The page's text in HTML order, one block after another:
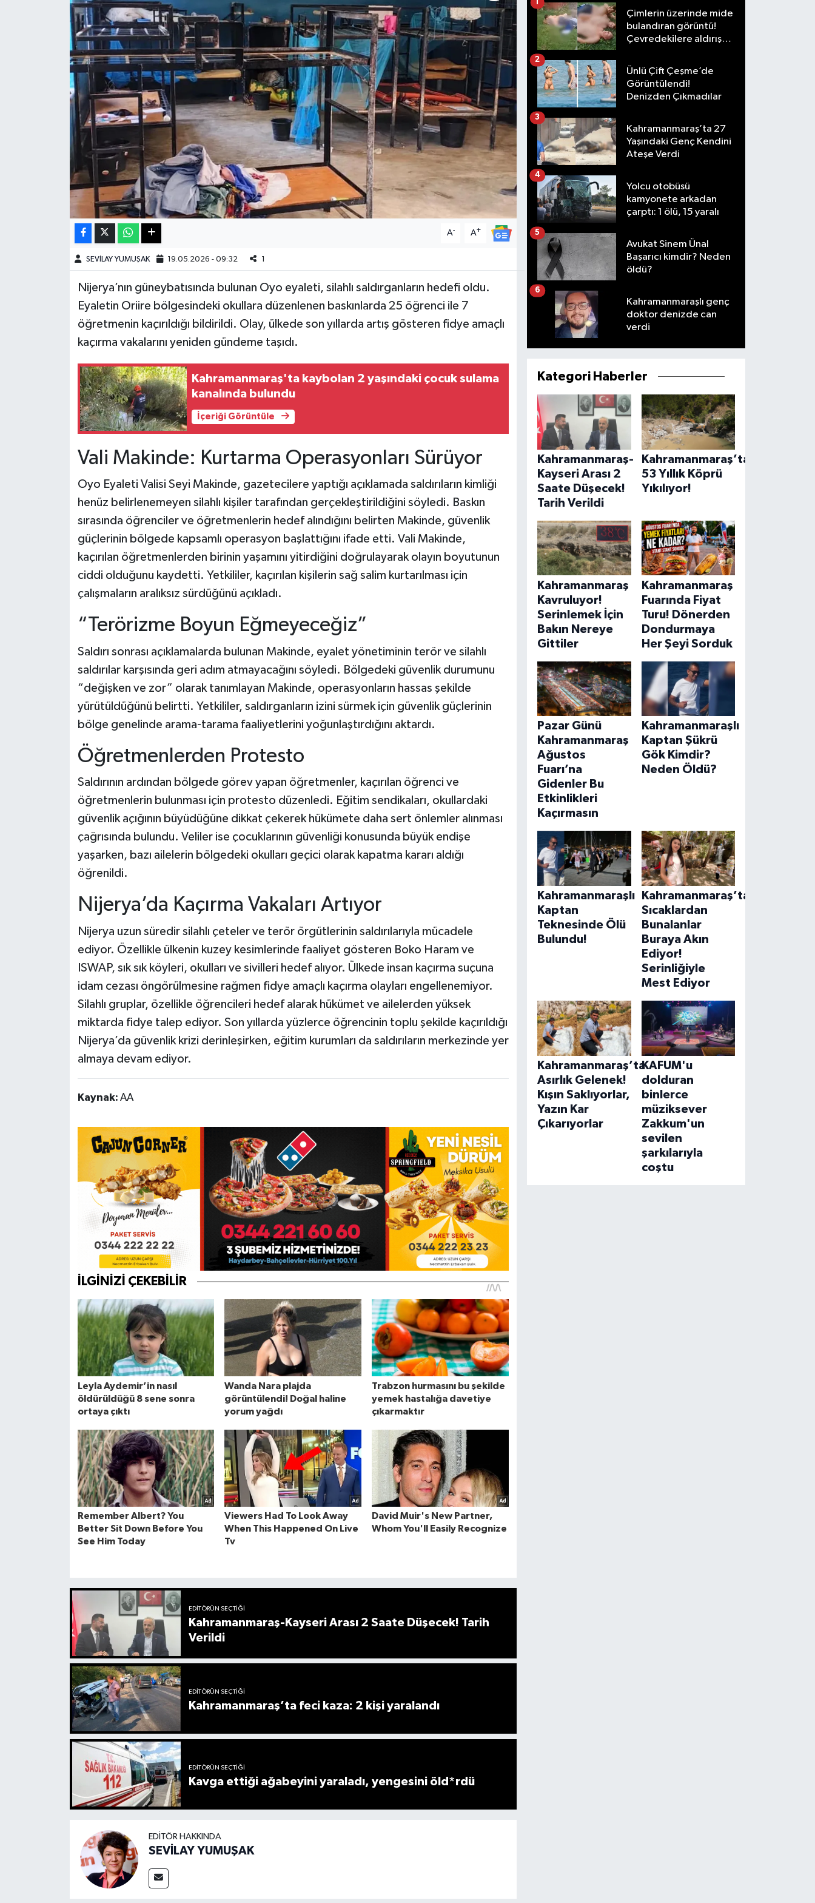
A- A+
SEVİLAY YUMUŞAK 19.05.2026 - 09:32 1
Nijerya’nın güneybatısında bulunan Oyo eyaleti, silahlı saldırganların hedefi oldu.
Eyaletin Oriire bölgesindeki okullara düzenlenen baskınlarda 25 öğrenci ile 7
öğretmenin kaçırıldığı bildirildi. Olay, ülkede son yıllarda artış gösteren fidye amaçlı
kaçırma vakalarını yeniden gündeme taşıdı.
Kahramanmaraş'ta kaybolan 2 yaşındaki çocuk sulama
kanalında bulundu
İçeriği Görüntüle
Vali Makinde: Kurtarma Operasyonları Sürüyor
Oyo Eyaleti Valisi Seyi Makinde, gazetecilere yaptığı açıklamada saldırıların kimliği
henüz belirlenemeyen silahlı kişiler tarafından gerçekleştirildiğini söyledi. Baskın
sırasında öğrenciler ve öğretmenlerin hedef alındığını belirten Makinde, güvenlik
güçlerinin bölgede kapsamlı operasyon başlattığını ifade etti. Vali Makinde,
kaçırılan öğretmenlerden birinin yaşamını yitirdiğini doğrulayarak olayın boyutunun
ciddi olduğunu kaydetti. Yetkililer, kaçırılan kişilerin sağ salim kurtarılması için
çalışmaların aralıksız sürdüğünü açıkladı.
“Terörizme Boyun Eğmeyeceğiz”
Saldırı sonrası açıklamalarda bulunan Makinde, eyalet yönetiminin terör ve silahlı
saldırılar karşısında geri adım atmayacağını söyledi. Bölgedeki güvenlik durumunu
“değişken ve zor” olarak tanımlayan Makinde, operasyonların hassas şekilde
yürütüldüğünü belirtti. Yetkililer, saldırganların izini sürmek için güvenlik güçlerinin
bölge genelinde arama-tarama faaliyetlerini yoğunlaştırdığını aktardı.
Öğretmenlerden Protesto
Saldırının ardından bölgede görev yapan öğretmenler, kaçırılan öğrenci ve
öğretmenlerin bulunması için protesto düzenledi. Eğitim sendikaları, okullardaki
güvenlik açığının büyüdüğüne dikkat çekerek hükümete daha sert önlemler alınması
çağrısında bulundu. Veliler ise çocuklarının güvenliği konusunda büyük endişe
yaşarken, bazı ailelerin bölgedeki okulları geçici olarak kapatma kararı aldığı
öğrenildi.
Nijerya’da Kaçırma Vakaları Artıyor
Nijerya uzun süredir silahlı çeteler ve terör örgütlerinin saldırılarıyla mücadele
ediyor. Özellikle ülkenin kuzey kesimlerinde faaliyet gösteren Boko Haram ve
ISWAP, sık sık köyleri, okulları ve sivilleri hedef alıyor. Ülkede insan kaçırma suçuna
idam cezası öngörülmesine rağmen fidye amaçlı kaçırma olayları engellenemiyor.
Silahlı gruplar, özellikle öğrencileri hedef alarak hükümet ve ailelerden yüksek
miktarda fidye talep ediyor. Son yıllarda yüzlerce öğrencinin toplu şekilde kaçırıldığı
Nijerya’da güvenlik krizi derinleşirken, eğitim kurumları da saldırıların merkezinde yer
almaya devam ediyor.
Kaynak: AA
EDITÖRÜN SEÇTIĞI
Kahramanmaraş-Kayseri Arası 2 Saate Düşecek! Tarih
Verildi
EDITÖRÜN SEÇTIĞI
Kahramanmaraş’ta feci kaza: 2 kişi yaralandı
EDITÖRÜN SEÇTIĞI
Kavga ettiği ağabeyini yaraladı, yengesini öld*rdü
EDITÖR HAKKINDA
SEVİLAY YUMUŞAK
Çimlerin üzerinde mide
bulandıran görüntü!
Çevredekilere aldırış
1
Ünlü Çift Çeşme’de
Görüntülendi!
Denizden Çıkmadılar
2
Kahramanmaraş’ta 27
Yaşındaki Genç Kendini
Ateşe Verdi
3
Yolcu otobüsü
kamyonete arkadan
çarptı: 1 ölü, 15 yaralı
4
Avukat Sinem Ünal
Başarıcı kimdir? Neden
öldü?
5
Kahramanmaraşlı genç
doktor denizde can
verdi
6
Kategori Haberler
Kahramanmaraş-
Kayseri Arası 2
Saate Düşecek!
Tarih Verildi
Kahramanmaraş’ta
53 Yıllık Köprü
Yıkılıyor!
Kahramanmaraş
Kavruluyor!
Serinlemek İçin
Bakın Nereye
Gittiler
Kahramanmaraş
Fuarında Fiyat
Turu! Dönerden
Dondurmaya
Her Şeyi Sorduk
Pazar Günü
Kahramanmaraş
Ağustos
Fuarı’na
Gidenler Bu
Etkinlikleri
Kaçırmasın
Kahramanmaraşlı
Kaptan Şükrü
Gök Kimdir?
Neden Öldü?
Kahramanmaraşlı
Kaptan
Teknesinde Ölü
Bulundu!
Kahramanmaraş’ta
Sıcaklardan
Bunalanlar
Buraya Akın
Ediyor!
Serinliğiyle
Mest Ediyor
Kahramanmaraş’ta
Asırlık Gelenek!
Kışın Saklıyorlar,
Yazın Kar
Çıkarıyorlar
KAFUM'u
dolduran
binlerce
müziksever
Zakkum'un
sevilen
şarkılarıyla
coştu
Haberde İnsan
Kültür Sanat
Magazin
Manşet Altı
Manşetler
Resmi İlan
SürManşet
KAHRAMANMARAŞ